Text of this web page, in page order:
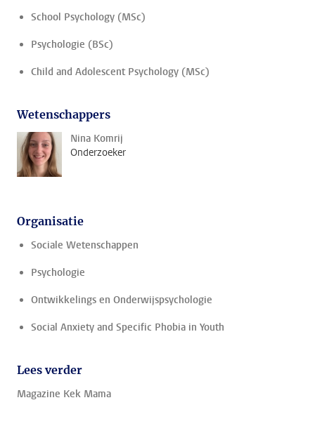
School Psychology (MSc)
Psychologie (BSc)
Child and Adolescent Psychology (MSc)
Wetenschappers
Nina Komrij
Onderzoeker
Organisatie
Sociale Wetenschappen
Psychologie
Ontwikkelings en Onderwijspsychologie
Social Anxiety and Specific Phobia in Youth
Lees verder
Magazine Kek Mama